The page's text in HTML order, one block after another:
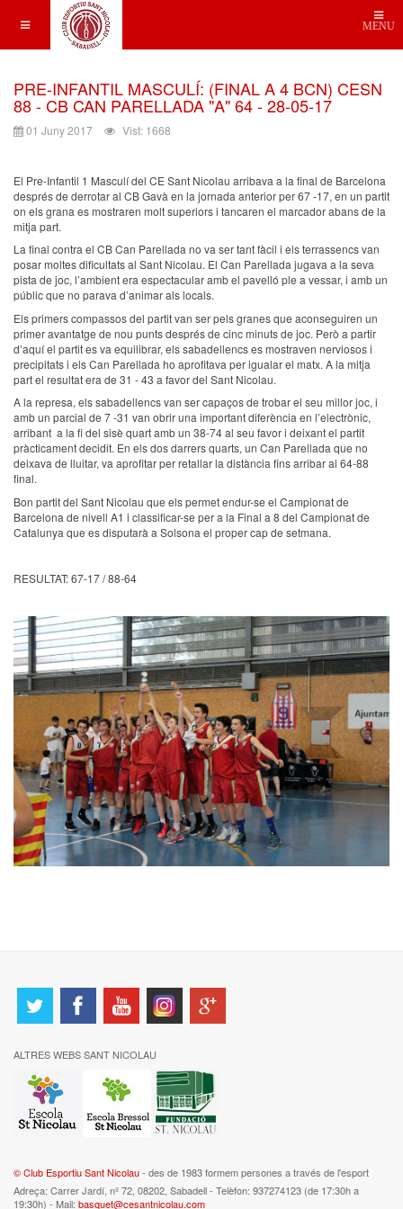
MENU
PRE-INFANTIL MASCULÍ: (FINAL A 4 BCN) CESN
88 - CB CAN PARELLADA "A" 64 - 28-05-17
01 Juny 2017 Vist: 1668
El Pre-Infantil 1 Masculí del CE Sant Nicolau arribava a la final de Barcelona
després de derrotar al CB Gavà en la jornada anterior per 67 -17, en un partit
on els grana es mostraren molt superiors i tancaren el marcador abans de la
mitja part.
La final contra el CB Can Parellada no va ser tant fàcil i els terrassencs van
posar moltes dificultats al Sant Nicolau. El Can Parellada jugava a la seva
pista de joc, l’ambient era espectacular amb el pavelló ple a vessar, i amb un
públic que no parava d’animar als locals.
Els primers compassos del partit van ser pels granes que aconseguiren un
primer avantatge de nou punts després de cinc minuts de joc. Però a partir
d’aquí el partit es va equilibrar, els sabadellencs es mostraven nerviosos i
precipitats i els Can Parellada ho aprofitava per igualar el matx. A la mitja
part el resultat era de 31 - 43 a favor del Sant Nicolau.
A la represa, els sabadellencs van ser capaços de trobar el seu millor joc, i
amb un parcial de 7 -31 van obrir una important diferència en l’electrònic,
arribant a la fi del sisè quart amb un 38-74 al seu favor i deixant el partit
pràcticament decidit. En els dos darrers quarts, un Can Parellada que no
deixava de lluitar, va aprofitar per retallar la distància fins arribar al 64-88
final.
Bon partit del Sant Nicolau que els permet endur-se el Campionat de
Barcelona de nivell A1 i classificar-se per a la Final a 8 del Campionat de
Catalunya que es disputarà a Solsona el proper cap de setmana.
RESULTAT: 67-17 / 88-64
ALTRES WEBS SANT NICOLAU
© Club Esportiu Sant Nicolau- des de 1983 formem persones a través de l'esport
Adreça: Carrer Jardí, nº 72, 08202, Sabadell - Telèfon: 937274123 (de 17:30h a
19:30h) - Mail: basquet@cesantnicolau.com